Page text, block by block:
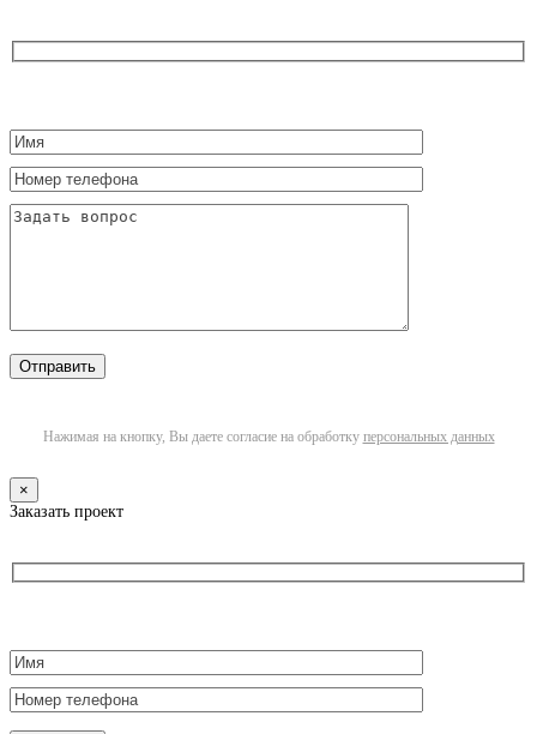
Нажимая на кнопку, Вы даете согласие на обработку персональных данных
×
Заказать проект